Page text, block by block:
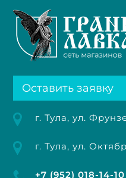
Оставить заявку
г. Тула, ул.
г. Тула, ул.
+7 (952) 018-14-10